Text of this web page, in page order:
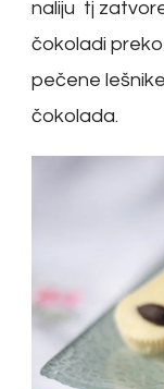
naliju tj
čokoladi
pečene
čokolada.